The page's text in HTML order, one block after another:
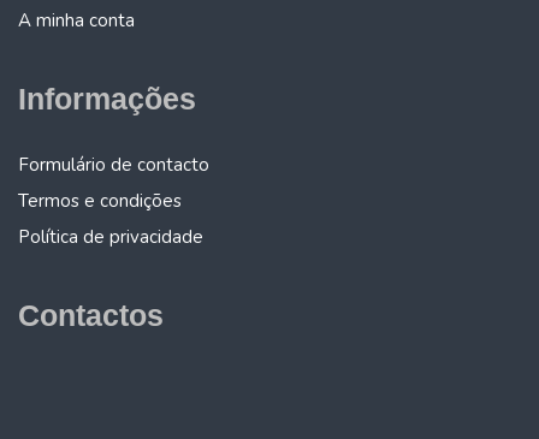
A minha conta
Informações
Formulário de contacto
Termos e condições
Política de privacidade
Contactos